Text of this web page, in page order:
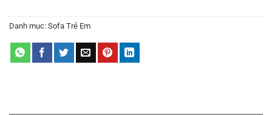
Danh mục: Sofa Trẻ Em